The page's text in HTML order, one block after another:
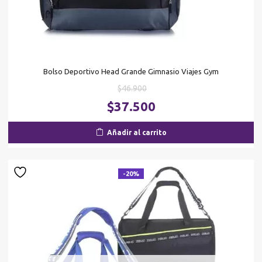
Bolso Deportivo Head Grande Gimnasio Viajes Gym
$46.900El
precio
original
era:
$46.900.
$37.500
Añadir al carrito
-20%